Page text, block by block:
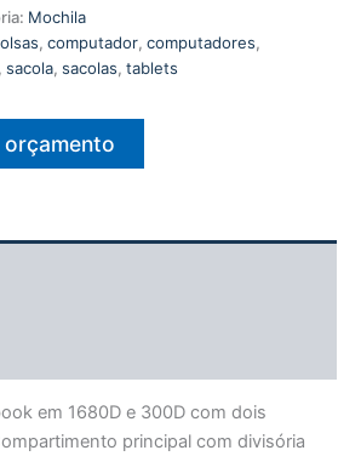
Mochila
, computador, computadores,
, sacola, sacolas, tablets
em 1680D e 300D com dois
principal com divisória